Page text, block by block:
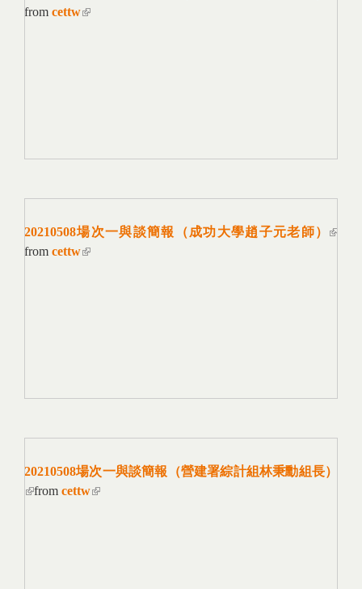
from cettw(link is external)
20210508場次一與談簡報（成功大學趙子元老師）
from cettw(link is external)
20210508場次一與談簡報（營建署綜計組林秉勳組長）
(link is external)
from cettw(link is external)